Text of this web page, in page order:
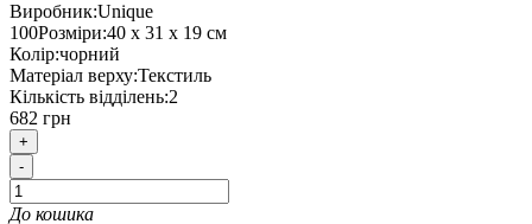
Виробник:Unique
100Розміри:40 х 31 х 19 см
Колір:чорний
Матеріал верху:Текстиль
Кількість відділень:2
682 грн
+
-
До кошика